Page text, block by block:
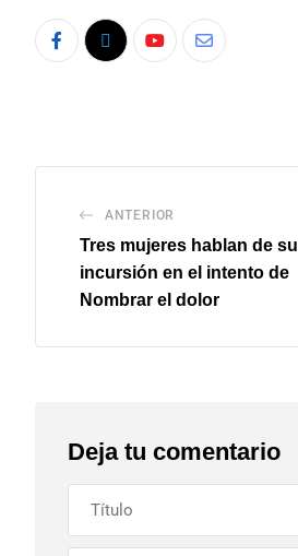
ANTERIOR
Tres mujeres hablan de su
incursión en el intento de
Nombrar el dolor
Deja tu comentario